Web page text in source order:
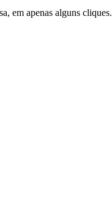
em apenas alguns cliques.